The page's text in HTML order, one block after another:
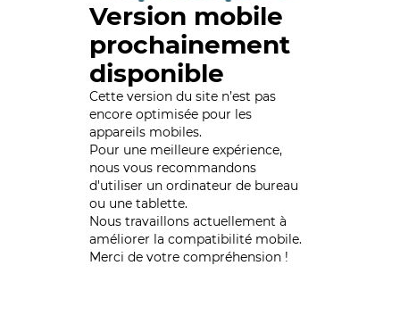
Version mobile
prochainement
disponible
Cette version du site n’est pas
encore optimisée pour les
appareils mobiles.
Pour une meilleure expérience,
nous vous recommandons
d'utiliser un ordinateur de bureau
ou une tablette.
Nous travaillons actuellement à
améliorer la compatibilité mobile.
Merci de votre compréhension !